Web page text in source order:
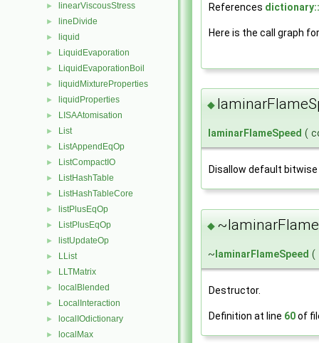
► linearViscousStress
► lineDivide
► liquid
► LiquidEvaporation
► LiquidEvaporationBoil
► liquidMixtureProperties
► liquidProperties
► LISAAtomisation
► List
► ListAppendEqOp
► ListCompactIO
► ListHashTable
► ListHashTableCore
► listPlusEqOp
► ListPlusEqOp
► listUpdateOp
► LList
► LLTMatrix
► localBlended
► LocalInteraction
► localIOdictionary
► localMax
References
Here is the call graph
◆
laminarFlameSpeed (
Disallow default
◆
~laminarFlameSpeed (
Destructor.
Definition at line 60of